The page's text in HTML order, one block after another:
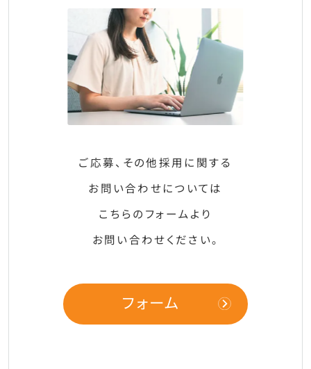
ご応募、その他採用に関する
お問い合わせについては
こちらのフォームより
お問い合わせください。
フォーム